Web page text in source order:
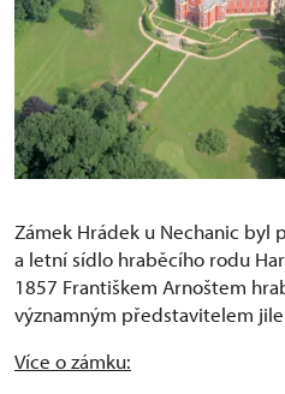
Zámek Hrádek u Nechanic byl
a letní sídlo hraběcího rodu
1857 Františkem Arnoštem
významným představitelem
Více o zámku: